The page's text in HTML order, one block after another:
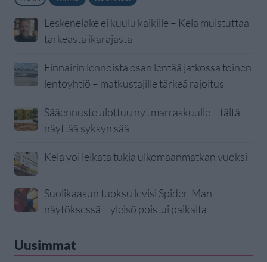
Leskeneläke ei kuulu kaikille – Kela muistuttaa
tärkeästä ikärajasta
Finnairin lennoista osan lentää jatkossa toinen
lentoyhtiö – matkustajille tärkeä rajoitus
Sääennuste ulottuu nyt marraskuulle – tältä
näyttää syksyn sää
Kela voi leikata tukia ulkomaanmatkan vuoksi
Suolikaasun tuoksu levisi Spider-Man -
näytöksessä – yleisö poistui paikalta
Uusimmat